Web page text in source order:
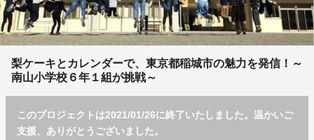
梨ケーキとカレンダーで、東京都稲城市の魅力を発信！～
南山小学校６年１組が挑戦～
このプロジェクトは2021/01/26に終了いたしました。温かいご
支援、ありがとうございました。